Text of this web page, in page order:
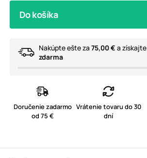
Do košíka
Nakúpte ešte za 75,00 € a získajte
zdarma
Doručenie zadarmo
od 75 €
Vrátenie tovaru do 30
dní